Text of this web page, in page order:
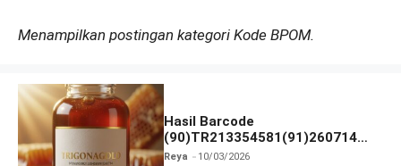
Menampilkan postingan kategori Kode BPOM.
Hasil Barcode
(90)TR213354581(91)260714
dan Izin BPOM
Reya 10/03/2026